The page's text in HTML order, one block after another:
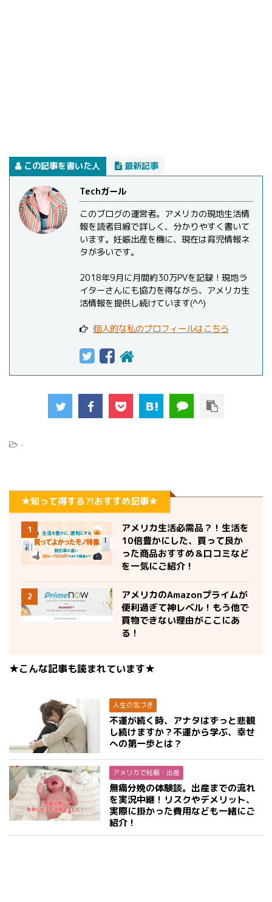
この記事を書いた人 最新記事
Techガール
このブログの運営者。アメリカの現地生活情
報を読者目線で詳しく、分かりやすく書いて
います。妊娠出産を機に、現在は育児情報ネ
タが多いです。
2018年9月に月間約30万PVを記録！現地ラ
イターさんにも協力を得ながら、アメリカ生
活情報を提供し続けています(^^)
個人的な私のプロフィールはこちら
-
★知って得する?!おすすめ記事★
1
アメリカ生活必需品？！生活を
10倍豊かにした、買って良か
った商品おすすめ＆口コミなど
を一気にご紹介！
2
アメリカのAmazonプライムが
便利過ぎて神レベル！もう他で
買物できない理由がここにあ
る！
★こんな記事も読まれています★
人生の気づき
不運が続く時、アナタはずっと悲観
し続けますか？不運から学ぶ、幸せ
への第一歩とは？
アメリカで妊娠・出産
無痛分娩の体験談。出産までの流れ
を実況中継！リスクやデメリット、
実際に掛かった費用なども一緒にご
紹介！